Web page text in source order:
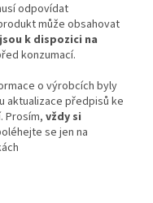
odpovídat
může obsahovat
k dispozici na
konzumací.
o výrobcích byly
aktualizace předpisů ke
Prosím,vždy si
se jen na